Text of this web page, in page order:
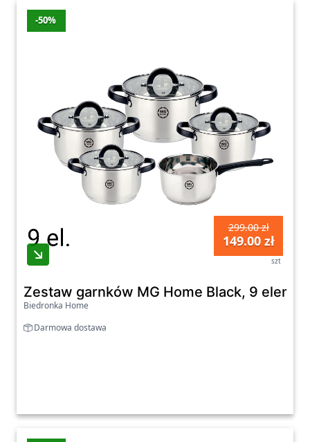
-50%
299.00 zł
149.00 zł
szt
Zestaw garnków MG Home Black, 9
Biedronka Home
Darmowa dostawa